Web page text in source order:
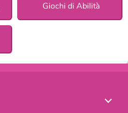
Giochi di Abilità